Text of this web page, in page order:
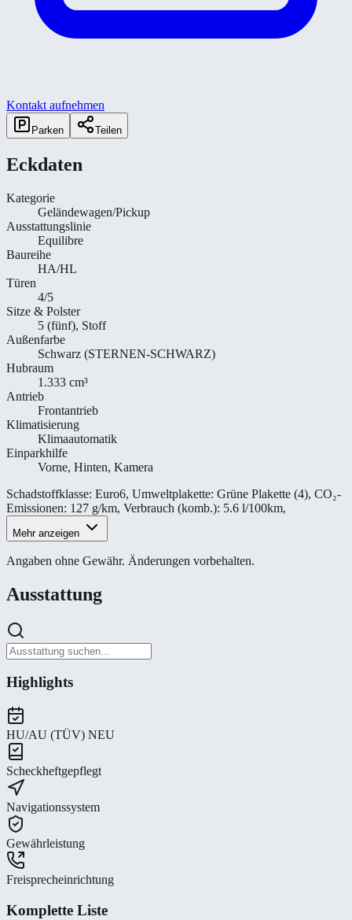
Kontakt aufnehmen
Parken Teilen
Eckdaten
Kategorie
Geländewagen/Pickup
Ausstattungslinie
Equilibre
Baureihe
HA/HL
Türen
4/5
Sitze & Polster
5 (fünf), Stoff
Außenfarbe
Schwarz (STERNEN-SCHWARZ)
Hubraum
1.333 cm³
Antrieb
Frontantrieb
Klimatisierung
Klimaautomatik
Einparkhilfe
Vorne, Hinten, Kamera
Schadstoffklasse: Euro6, Umweltplakette: Grüne Plakette (4), CO₂-
Emissionen: 127 g/km, Verbrauch (komb.): 5.6 l/100km,
Mehr anzeigen
Angaben ohne Gewähr. Änderungen vorbehalten.
Ausstattung
Highlights
HU/AU (TÜV) NEU
Scheckheftgepflegt
Navigationssystem
Gewährleistung
Freisprecheinrichtung
Komplette Liste